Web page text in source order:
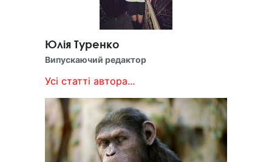
Юлія Туренко
Випускаючий редактор
Усі статті автора...